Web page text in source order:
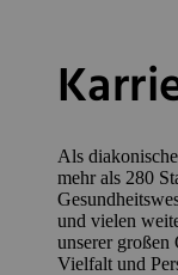
Als
mehr als 280
und vielen
unserer großen
Vielfalt und